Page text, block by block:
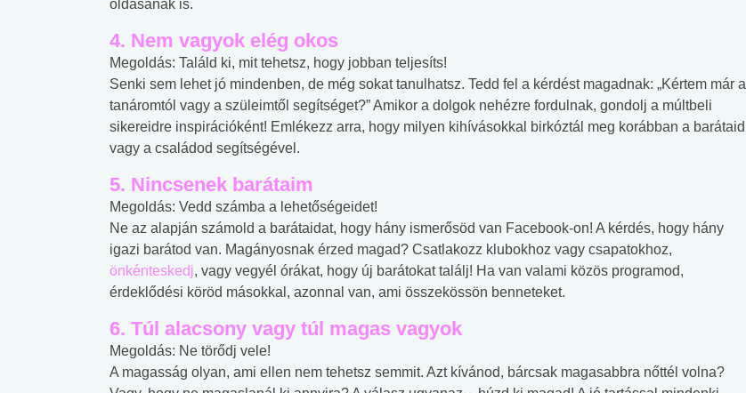
oldásának is.
4. Nem vagyok elég okos
Megoldás: Találd ki, mit tehetsz, hogy jobban teljesíts!
Senki sem lehet jó mindenben, de még sokat tanulhatsz. Tedd fel a kérdést magadnak: „Kértem már a
tanáromtól vagy a szüleimtől segítséget?” Amikor a dolgok nehézre fordulnak, gondolj a múltbeli
sikereidre inspirációként! Emlékezz arra, hogy milyen kihívásokkal birkóztál meg korábban a barátaid
vagy a családod segítségével.
5. Nincsenek barátaim
Megoldás: Vedd számba a lehetőségeidet!
Ne az alapján számold a barátaidat, hogy hány ismerősöd van Facebook-on! A kérdés, hogy hány
igazi barátod van. Magányosnak érzed magad? Csatlakozz klubokhoz vagy csapatokhoz,
önkénteskedj, vagy vegyél órákat, hogy új barátokat találj! Ha van valami közös programod,
érdeklődési köröd másokkal, azonnal van, ami összekössön benneteket.
6. Túl alacsony vagy túl magas vagyok
Megoldás: Ne törődj vele!
A magasság olyan, ami ellen nem tehetsz semmit. Azt kívánod, bárcsak magasabbra nőttél volna?